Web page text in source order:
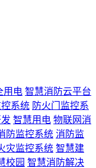
用电 智慧消防云平台
系统 防火门监控系
智慧用电 物联网消
防监控系统 消防监
灾监控系统 智慧建
校园 智慧消防解决